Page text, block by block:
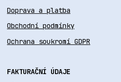
Doprava a platba
Obchodní podmínky
Ochrana soukromí GDPR
FAKTURAČNÍ ÚDAJE